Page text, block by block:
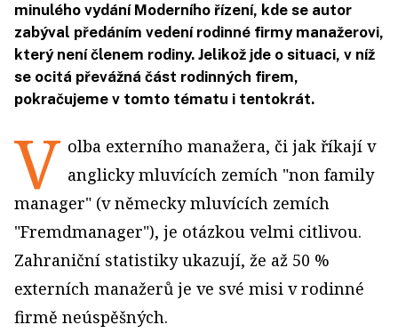
minulého vydání Moderního řízení, kde se autor
zabýval předáním vedení rodinné firmy manažerovi,
který není členem rodiny. Jelikož jde o situaci, v níž
se ocitá převážná část rodinných firem,
pokračujeme v tomto tématu i tentokrát.
V olba externího manažera, či jak říkají v
anglicky mluvících zemích "non family
manager" (v německy mluvících zemích
"Fremdmanager"), je otázkou velmi citlivou.
Zahraniční statistiky ukazují, že až 50 %
externích manažerů je ve své misi v rodinné
firmě neúspěšných.